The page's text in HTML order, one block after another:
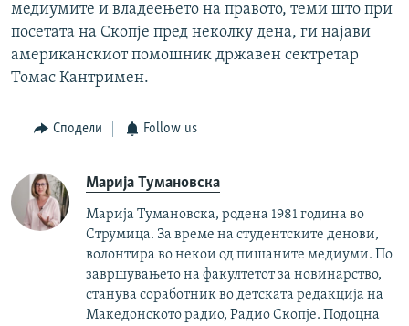
медиумите и владеењето на правото, теми што при
посетата на Скопје пред неколку дена, ги најави
американскиот помошник државен сектретар
Томас Кантримен.
Сподели Follow us
Марија Тумановска
Марија Тумановска, родена 1981 година во
Струмица. За време на студентските денови,
волонтира во некои од пишаните медиуми. По
завршувањето на факултетот за новинарство,
станува соработник во детската редакција на
Македонското радио, Радио Скопје. Подоцна